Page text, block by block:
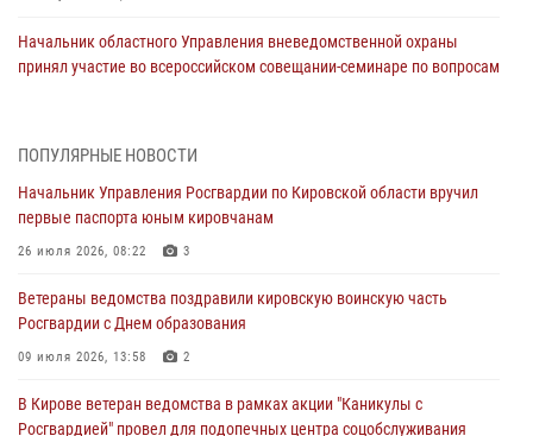
Начальник областного Управления вневедомственной охраны
принял участие во всероссийском совещании-семинаре по вопросам
инструмента
07 августа 2026, 08:39
хулиганстве
06 августа 2026, 07:00
почетные знаки и грамоты росгвардейцам (видео)
ПОПУЛЯРНЫЕ НОВОСТИ
Начальник Управления Росгвардии по Кировской области вручил
первые паспорта юным кировчанам
26 июля 2026, 08:22 3
Ветераны ведомства поздравили кировскую воинскую часть
Росгвардии с Днем образования
09 июля 2026, 13:58 2
В Кирове ветеран ведомства в рамках акции "Каникулы с
Росгвардией" провел для подопечных центра соцобслуживания